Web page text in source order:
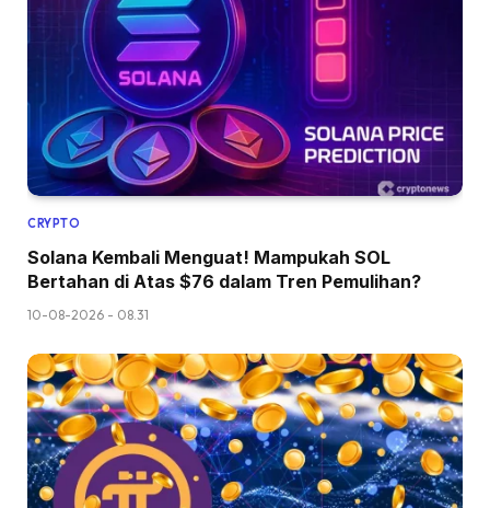
CRYPTO
Solana Kembali Menguat! Mampukah SOL
Bertahan di Atas $76 dalam Tren Pemulihan?
10-08-2026 - 08.31